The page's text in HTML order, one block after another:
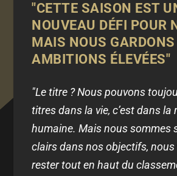
"CETTE SAISON EST
NOUVEAU DÉFI POUR
MAIS NOUS GARDONS
AMBITIONS ÉLEVÉES"
"Le titre ? Nous pouvons
titres dans la vie, c’est dans la
humaine. Mais nous sommes
clairs dans nos objectifs,
rester tout en haut du